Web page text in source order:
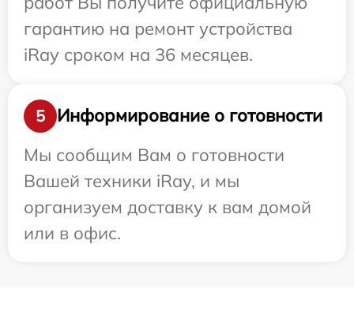
гарантию на ремонт устройства
iRay сроком на 36 месяцев.
5
Информирование о готовности
Мы сообщим Вам о готовности
Вашей техники iRay, и мы
организуем доставку к вам домой
или в офис.